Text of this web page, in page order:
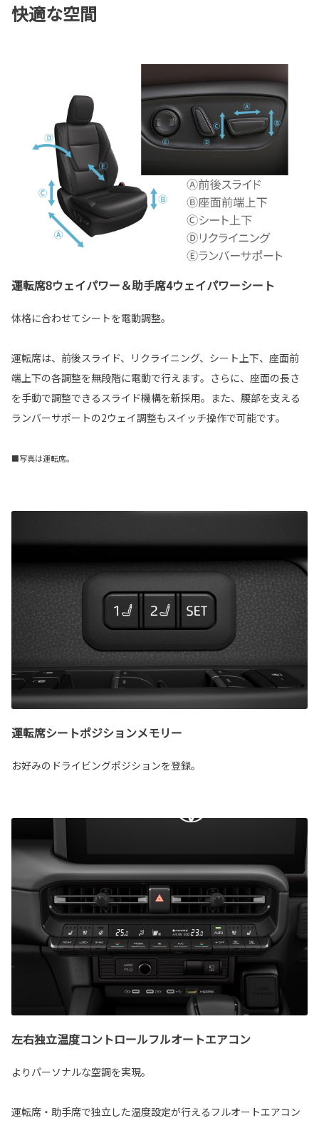
快適な空間
運転席8ウェイパワー＆助手席4ウェイパワーシート
体格に合わせてシートを電動調整。
運転席は、前後スライド、リクライニング、シート上下、座面前
端上下の各調整を無段階に電動で行えます。さらに、座面の長さ
を手動で調整できるスライド機構を新採用。また、腰部を支える
ランバーサポートの2ウェイ調整もスイッチ操作で可能です。
■写真は運転席。
運転席シートポジションメモリー
お好みのドライビングポジションを登録。
左右独立温度コントロールフルオートエアコン
よりパーソナルな空調を実現。
運転席・助手席で独立した温度設定が行えるフルオートエアコン